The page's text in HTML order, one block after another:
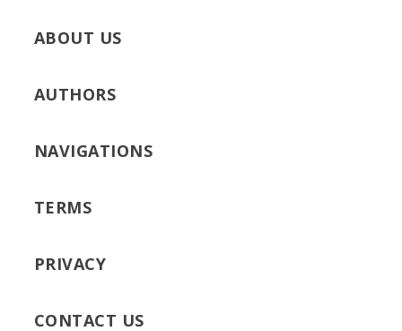
ABOUT US
AUTHORS
NAVIGATIONS
TERMS
PRIVACY
CONTACT US